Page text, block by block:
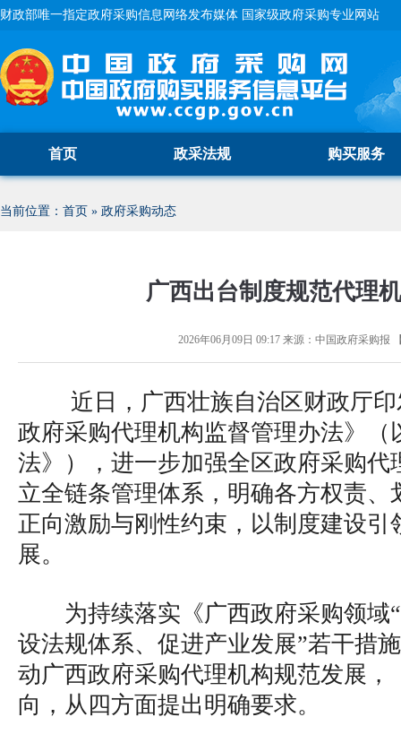
财政部唯一指定政府采购信息网络发布媒体 国家级政府采购专业网站
首页 政采法规 购买服务
当前位置： 首页 » 政府采购动态
广西出台制度规范代理
2026年06月09日 09:17来源： 中国政府采购报
近日，广西壮族自治区财政厅
政府采购代理机构监督管理办法》（
法》），进一步加强全区政府采购代
立全链条管理体系，明确各方权责、
正向激励与刚性约束，以制度建设引
展。
为持续落实《广西政府采购领域
设法规体系、促进产业发展”若干措
动广西政府采购代理机构规范发展，
向，从四方面提出明确要求。